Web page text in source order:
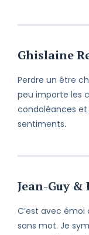
Ghislaine
Perdre un être
peu importe les
condoléances
sentiments.
Jean-Guy
C’est avec émoi
sans mot. Je